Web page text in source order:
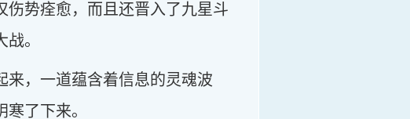
伤势痊愈，而且还晋入了九星斗
。
来，一道蕴含着信息的灵魂波
了下来。